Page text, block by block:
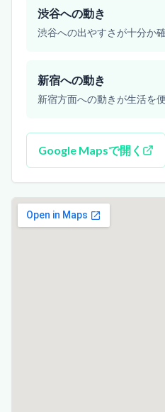
渋谷への動き
渋谷への出やすさが十分か確
新宿への動き
新宿方面への動きが生活を
Google Mapsで開く